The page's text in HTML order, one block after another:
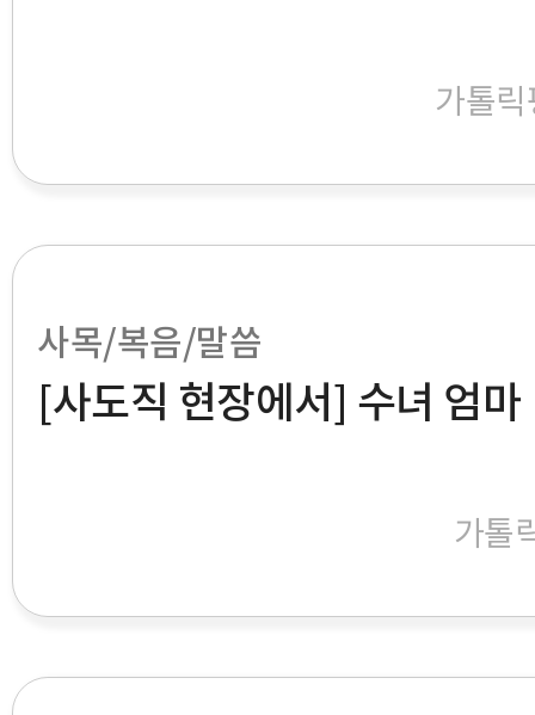
가톨
사목/복음/말씀
[사도직 현장에서] 수녀 엄마
가톨